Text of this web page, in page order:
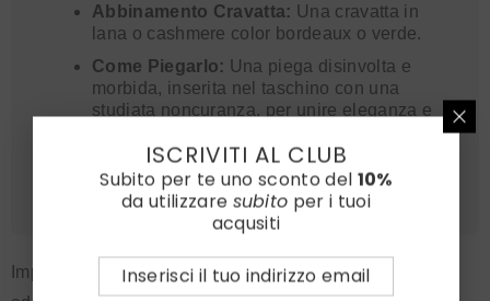
Abbinamento Cravatta: Una cravatta in
lana o cashmere color bordeaux o verde.
Come Piegarlo: Una piega disinvolta e
morbida, inserita nel taschino con una
studiata noncuranza, per unire eleganza e
Impara le diverse pieghe del fazzoletto da taschino per
ISCRIVITI AL CLUB
Subito per te uno sconto del 10%
da utilizzare subito per i tuoi
acqusiti